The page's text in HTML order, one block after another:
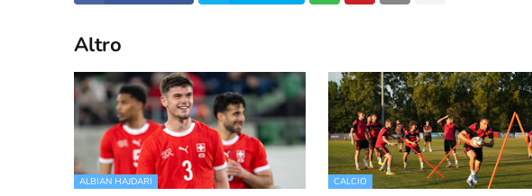
Altro
ALBIAN HAJDARI CALCIO